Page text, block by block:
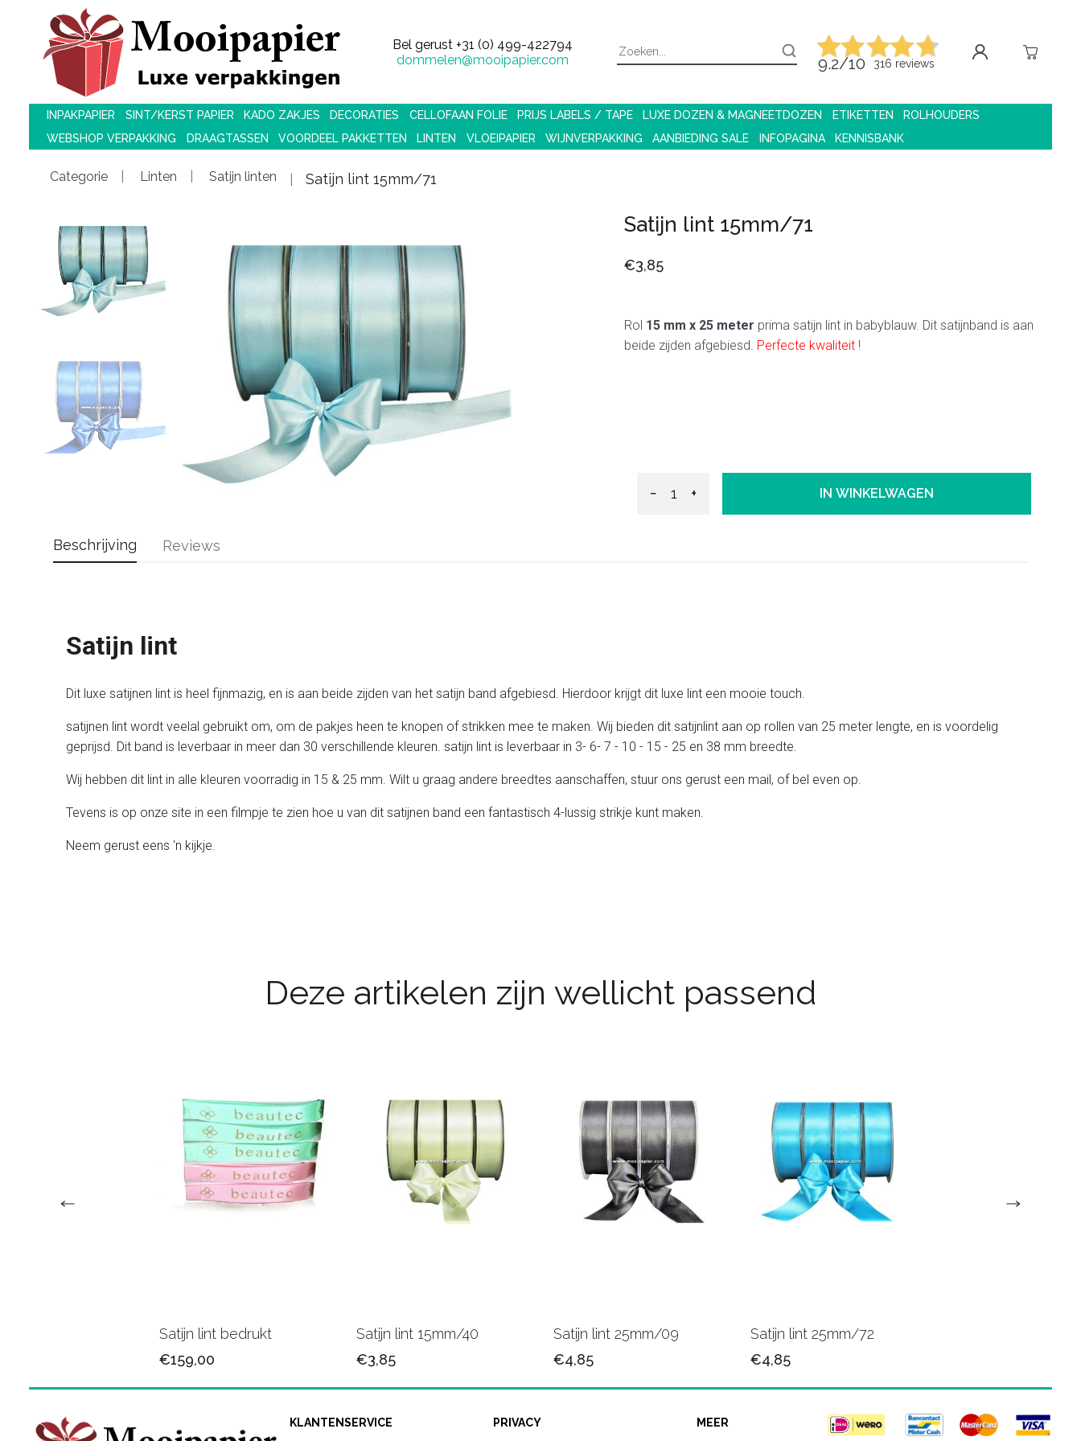
Bel gerust +31 (0) 499-422794
dommelen@mooipapier.com
9.2/10 316 reviews
INPAKPAPIER SINT/KERST PAPIER KADO ZAKJES DECORATIES CELLOFAAN FOLIE PRIJS LABELS / TAPE LUXE DOZEN & MAGNEETDOZEN ETIKETTEN
ROLHOUDERS
WEBSHOP VERPAKKING
DRAAGTASSEN VOORDEEL PAKKETTEN LINTEN VLOEIPAPIER WIJNVERPAKKING AANBIEDING SALE INFOPAGINA KENNISBANK
Categorie Linten Satijn linten Satijn lint 15mm/71
Satijn lint 15mm/71
€3,85
Rol 15 mm x 25 meter prima satijn lint in babyblauw. Dit satijnband is aan
beide zijden afgebiesd. Perfecte kwaliteit !
− + IN WINKELWAGEN
Beschrijving
Satijn lint
Dit luxe satijnen lint is heel fijnmazig, en is aan beide zijden van het satijn band afgebiesd. Hierdoor krijgt dit luxe lint een mooie touch.
satijnen lint wordt veelal gebruikt om, om de pakjes heen te knopen of strikken mee te maken. Wij bieden dit satijnlint aan op rollen van 25 meter lengte, en is voordelig
geprijsd. Dit band is leverbaar in meer dan 30 verschillende kleuren. satijn lint is leverbaar in 3- 6- 7 - 10 - 15 - 25 en 38 mm breedte.
Wij hebben dit lint in alle kleuren voorradig in 15 & 25 mm. Wilt u graag andere breedtes aanschaffen, stuur ons gerust een mail, of bel even op.
Tevens is op onze site in een filmpje te zien hoe u van dit satijnen band een fantastisch 4-lussig strikje kunt maken.
Neem gerust eens 'n kijkje.
Reviews
Deze artikelen zijn wellicht passend
Satijn lint bedrukt
€159,00
Satijn lint 15mm/40
€3,85
Satijn lint 25mm/09
€4,85
Satijn lint 25mm/72
€4,85
KLANTENSERVICE PRIVACY MEER